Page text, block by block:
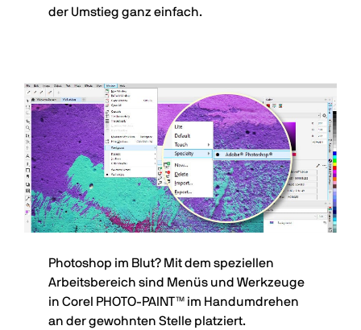
der Umstieg ganz einfach.
Photoshop im Blut? Mit dem speziellen
Arbeitsbereich sind Menüs und Werkzeuge
in Corel PHOTO-PAINT™ im Handumdrehen
an der gewohnten Stelle platziert.